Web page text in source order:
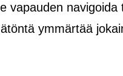
vapauden navigoida
ymmärtää